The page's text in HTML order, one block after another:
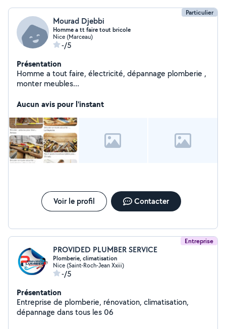
Particulier
Mourad Djebbi
Homme a tt faire tout bricole
Nice (Marceau)
-/5
Présentation
Homme a tout faire, électricité, dépannage plomberie ,
monter meubles...
Aucun avis pour l'instant
Voir le profil Contacter
Entreprise
PROVIDED PLUMBER SERVICE
Plomberie, climatisation
Nice (Saint-Roch-Jean Xxiii)
-/5
Présentation
Entreprise de plomberie, rénovation, climatisation,
dépannage dans tous les 06